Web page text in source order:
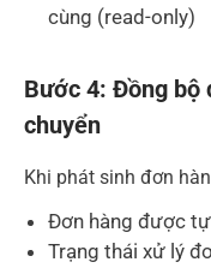
cùng (read-only)
Bước 4: Đồng bộ
chuyển
Khi phát sinh đơn
Đơn hàng được
Trạng thái xử lý